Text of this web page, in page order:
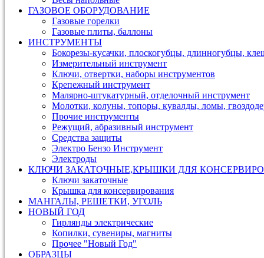
ГАЗОВОЕ ОБОРУДОВАНИЕ
Газовые горелки
Газовые плиты, баллоны
ИНСТРУМЕНТЫ
Бокорезы-кусачки, плоскогубцы, длинногубцы,
Измерительный инструмент
Ключи, отвертки, наборы инструментов
Крепежный инструмент
Малярно-штукатурный, отделочный инструмент
Молотки, колуны, топоры, кувалды, ломы,
Прочие инструменты
Режущий, абразивный инструмент
Средства защиты
Электро Бензо Инструмент
Электроды
КЛЮЧИ ЗАКАТОЧНЫЕ,КРЫШКИ ДЛЯ
Ключи закаточные
Крышка для консервирования
МАНГАЛЫ, РЕШЕТКИ, УГОЛЬ
НОВЫЙ ГОД
Гирлянды электрические
Копилки, сувениры, магниты
Прочее "Новый Год"
ОБРАЗЦЫ